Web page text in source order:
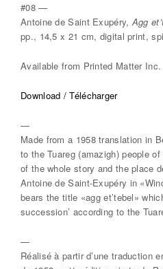
#08 —
Antoine de Saint Exupéry,Agg
pp., 14,5 x 21 cm, digital print,
Available from Printed Matter Inc.
Download / Télécharger
—
Made from a 1958 translation in
to the Tuareg (amazigh) people
of the whole story and the place
Antoine de Saint-Exupéry in
bears the title «agg et’tebel»
succession’ according to the
—
Réalisé à partir d’une traduction